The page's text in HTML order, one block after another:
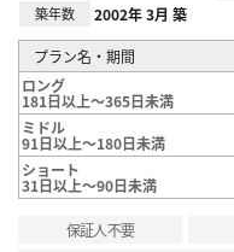
築年数 2002年 3月 築
プラン名・期間
ロング
181日以上～365日未満
ミドル
91日以上～180日未満
ショート
31日以上～90日未満
保証人不要